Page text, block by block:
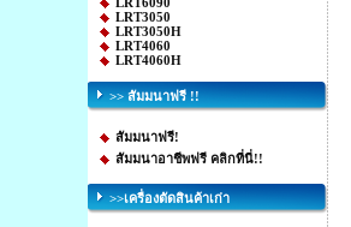
LRT3050
LRT3050H
LRT4060
LRT4060H
>> สัมมนาฟรี !!
สัมมนาฟรี!
สัมมนาอาชีพฟรี คลิกที่นี่!!
>>เครื่องตัดสินค้าเก่า